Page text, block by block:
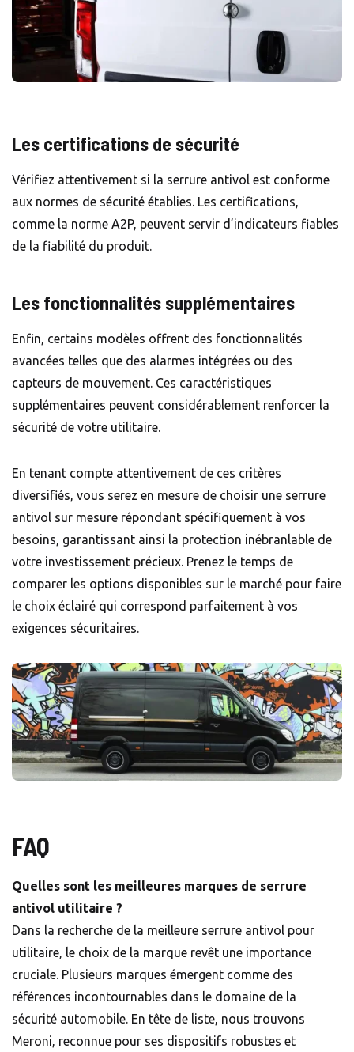
Les certifications de sécurité
Vérifiez attentivement si la serrure antivol est conforme
aux normes de sécurité établies. Les certifications,
comme la norme A2P, peuvent servir d’indicateurs fiables
de la fiabilité du produit.
Les fonctionnalités supplémentaires
Enfin, certains modèles offrent des fonctionnalités
avancées telles que des alarmes intégrées ou des
capteurs de mouvement. Ces caractéristiques
supplémentaires peuvent considérablement renforcer la
sécurité de votre utilitaire.
En tenant compte attentivement de ces critères
diversifiés, vous serez en mesure de choisir une serrure
antivol sur mesure répondant spécifiquement à vos
besoins, garantissant ainsi la protection inébranlable de
votre investissement précieux. Prenez le temps de
comparer les options disponibles sur le marché pour faire
le choix éclairé qui correspond parfaitement à vos
exigences sécuritaires.
FAQ
Quelles sont les meilleures marques de serrure
antivol utilitaire ?
Dans la recherche de la meilleure serrure antivol pour
utilitaire, le choix de la marque revêt une importance
cruciale. Plusieurs marques émergent comme des
références incontournables dans le domaine de la
sécurité automobile. En tête de liste, nous trouvons
Meroni, reconnue pour ses dispositifs robustes et